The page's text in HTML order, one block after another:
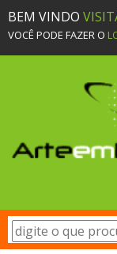
BEM VINDO
VOCÊ PODE FAZER O